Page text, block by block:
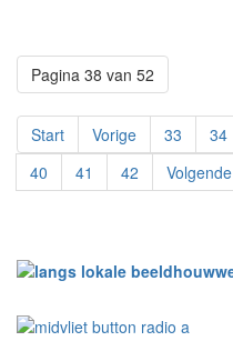
Pagina 38 van 52
Start Vorige 33 34
40
41 42 Volgende